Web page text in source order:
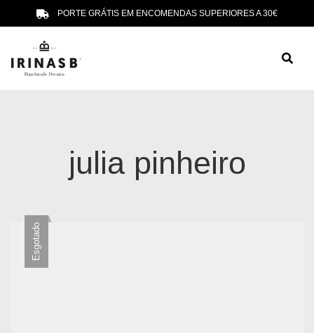
PORTE GRÁTIS EM ENCOMENDAS SUPERIORES A 30€
julia pinheiro
Esgotado